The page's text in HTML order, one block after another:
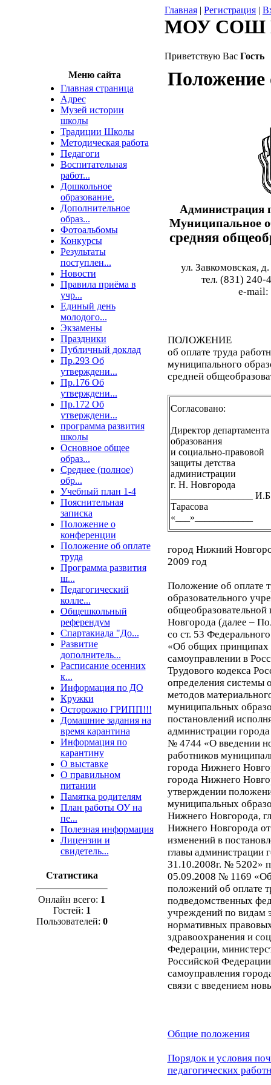
Главная | Регистрация |
МОУ СОШ
Приветствую Вас Гость
Меню сайта
Главная страница
Адрес
Музей истории
школы
Традиции Школы
Методическая работа
Педагоги
Воспитательная
работ...
Дошкольное
образование.
Дополнительное
образ...
Фотоальбомы
Конкурсы
Результаты
поступлен...
Новости
Правила приёма в
учр...
Единый день
молодого...
Экзамены
Праздники
Публичный доклад
Пр.293 Об
утверждени...
Пр.176 Об
утверждени...
Пр.172 Об
утверждени...
программа развития
школы
Основное общее
образ...
Среднее (полное)
обр...
Учебный план 1-4
Пояснительная
записка
Положение о
конференции
Положение об оплате
труда
Программа развития
ш...
Педагогический
колле...
Общешкольный
референдум
Спартакиада "До...
Развитие
дополнитель...
Расписание осенних
к...
Информация по ДО
Кружки
Осторожно ГРИПП!!!
Домашние задания на
время карантина
Информация по
карантину
О выставке
О правильном
питании
Памятка родителям
План работы ОУ на
пе...
Полезная информация
Лицензии и
свидетель...
Статистика
Онлайн всего: 1
Гостей: 1
Пользователей: 0
Положение
Администрация
Муниципальное
средняя
ул. Завкомовская,
тел. (831) 240-
e-mail:
ПОЛОЖЕНИЕ
об оплате труда
муниципального
средней
Согласовано:
Директор департамента
образования
и социально-правовой
защиты детства
администрации
г. Н. Новгорода
_________________
Тарасова
«___»____________
город Нижний
2009 год
Положение об оплате
образовательного
Новгорода (далее –
со ст. 53
«Об общих принципах
самоуправлении в
Трудового кодекса
определения системы
методов
муниципальных
постановлений
администрации
№ 4744 «О введении
работников
города Нижнего
города Нижнего
утверждении
муниципальных
Нижнего Новгорода,
Нижнего Новгорода
изменений в
главы администрации
31.10.2008г. № 5202»
05.09.2008 № 1169
положений об оплате
подведомственных
учреждений по видам
нормативных
здравоохранения и
Федерации,
Российской
самоуправления
связи с введением
Общие положения
Порядок и условия
педагогических